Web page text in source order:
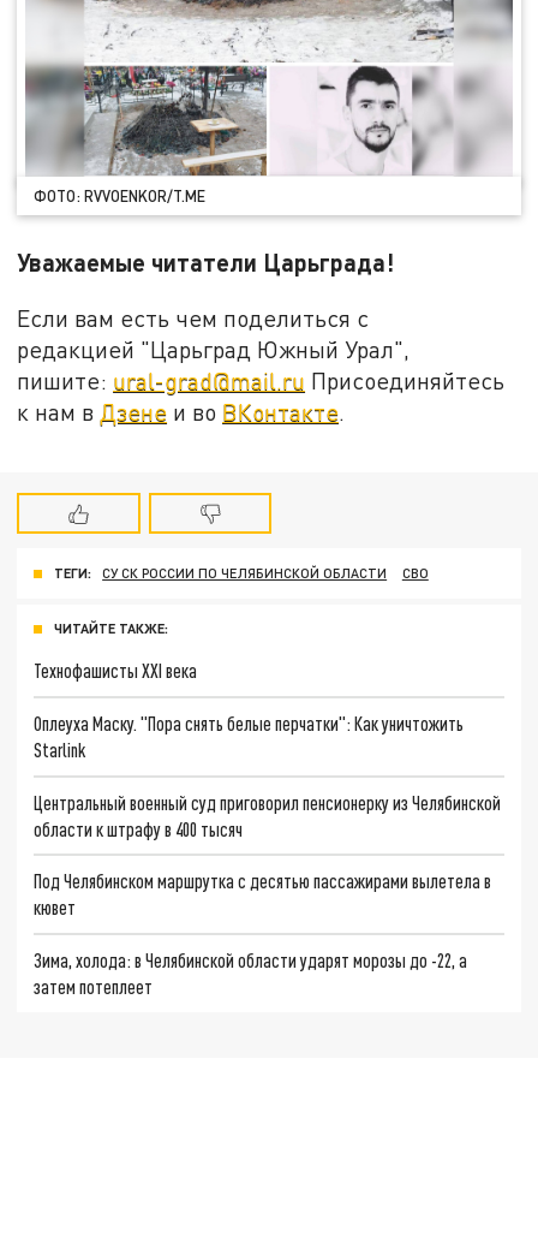
ФОТО: RVVOENKOR/T.ME
Уважаемые читатели Царьграда!
Если вам есть чем поделиться с
редакцией "Царьград Южный Урал",
пишите: ural-grad@mail.ru Присоединяйтесь
к нам в Дзене и во ВКонтакте.
ТЕГИ: СУ СК РОССИИ ПО ЧЕЛЯБИНСКОЙ ОБЛАСТИ СВО
ЧИТАЙТЕ ТАКЖЕ:
Технофашисты XXI века
Оплеуха Маску. "Пора снять белые перчатки": Как уничтожить
Starlink
Центральный военный суд приговорил пенсионерку из Челябинской
области к штрафу в 400 тысяч
Под Челябинском маршрутка с десятью пассажирами вылетела в
кювет
Зима, холода: в Челябинской области ударят морозы до -22, а
затем потеплеет